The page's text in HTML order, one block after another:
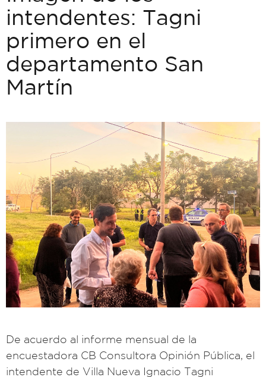
intendentes: Tagni
primero en el
departamento San
Martín
De acuerdo al informe mensual de la
encuestadora CB Consultora Opinión Pública, el
intendente de Villa Nueva Ignacio Tagni